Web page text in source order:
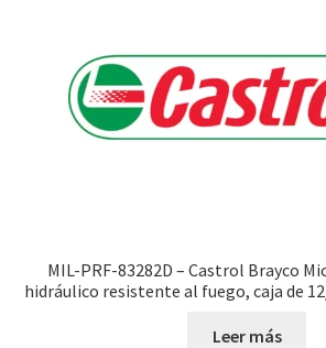
MIL-PRF-83282D – Castrol Brayco
hidráulico resistente al fuego, caja de
Leer más